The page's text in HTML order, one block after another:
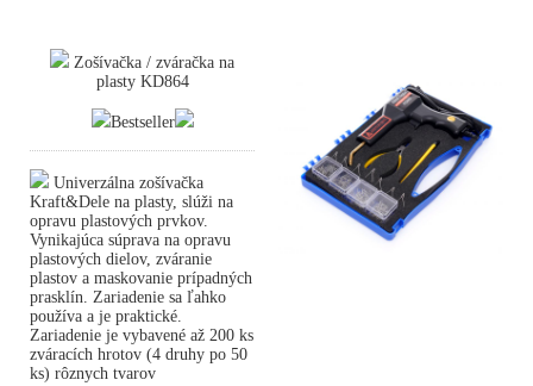
Zošívačka / zváračka na
plasty KD864
Bestseller
Univerzálna zošívačka
Kraft&Dele na plasty, slúži na
opravu plastových prvkov.
Vynikajúca súprava na opravu
plastových dielov, zváranie
plastov a maskovanie prípadných
prasklín. Zariadenie sa ľahko
používa a je praktické.
Zariadenie je vybavené až 200 ks
zváracích hrotov (4 druhy po 50
ks) rôznych tvarov